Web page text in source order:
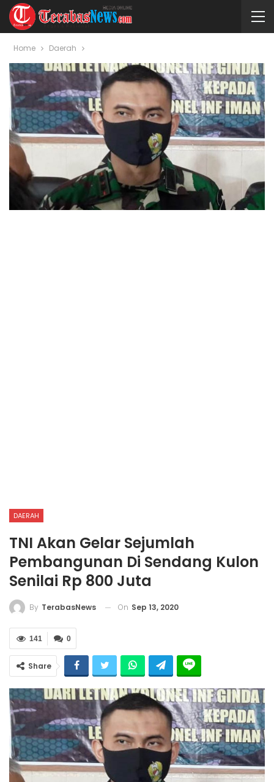
Home Daerah
DAERAH
TNI Akan Gelar Sejumlah
Pembangunan Di Sendang Kulon
Senilai Rp 800 Juta
By TerabasNews On Sep 13, 2020
0
141
Share